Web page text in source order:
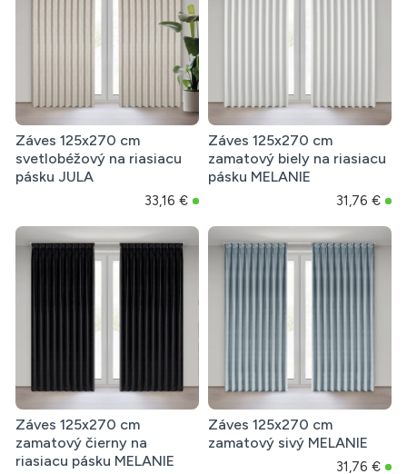
Záves 125x270 cm
svetlobéžový na riasiacu
pásku JULA
33,16 €
Záves 125x270 cm
zamatový biely na riasiacu
pásku MELANIE
31,76 €
Záves 125x270 cm
zamatový čierny na
riasiacu pásku MELANIE
Záves 125x270 cm
zamatový sivý MELANIE
31,76 €